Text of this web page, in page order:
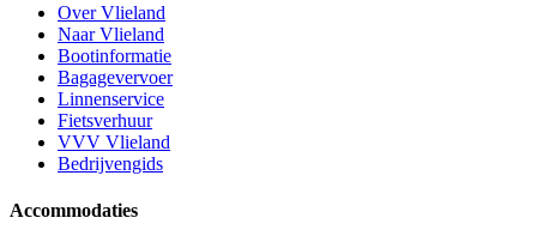
Over Vlieland
Naar Vlieland
Bootinformatie
Bagagevervoer
Linnenservice
Fietsverhuur
VVV Vlieland
Bedrijvengids
Accommodaties